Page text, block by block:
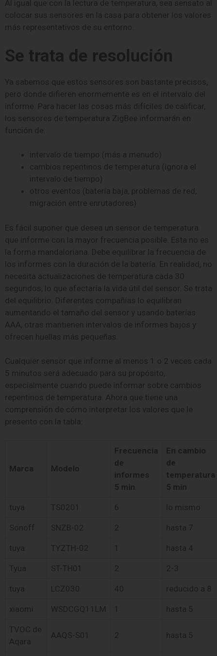
Al igual que con la lectura de temperatura, sea sensato al
colocar sus sensores en la casa para obtener los valores
más representativos de su entorno.
Se trata de resolución
Ya sabemos que estos sensores son bastante precisos,
pero donde difieren enormemente es en el intervalo del
informe. Para hacer las cosas más difíciles de calificar,
los sensores de temperatura ZigBee informarán en
función de:
intervalo de tiempo (más a menudo)
cambios repentinos de temperatura (ignora el
intervalo de tiempo)
otros eventos (batería baja, problemas de red,
migración entre enrutadores)
Es fácil suponer que desea un sensor de temperatura
que informe con la mayor frecuencia posible. Esta no es
la forma mandaloriana. Debe equilibrar la frecuencia de
los informes con la duración de la batería. En realidad, no
necesita actualizaciones de temperatura cada 30
segundos, lo que afectaría la vida útil del sensor. Se trata
del equilibrio. Diferentes compañías lo equilibran
aumentando el tamaño del sensor y usando baterías
AAA, otras mantienen intervalos de informes bajos y
ofrecen huellas más pequeñas.
Cualquier sensor que informe al menos 1 o 2 veces cada
5 minutos será adecuado para su propósito,
especialmente cuando puede informar sobre cambios
repentinos de temperatura. Ahora que tiene una
comprensión de cómo interpretar los valores que le
presento con la tabla:
Marca Modelo
Frecuencia
de
informes
5 min
En cambio
de
temperatura
5 min
tuya TS0201 6 lo mismo
Sonoff SNZB-02 2 hasta 7
tuya TYZTH-02 1 hasta 4
Tyua ST-TH01 2 2-3
tuya LCZ030 40 reducido a 8
xiaomi WSDCGQ11LM 1 hasta 5
TVOC de
Aqara
AAQS-S01 2 hasta 5